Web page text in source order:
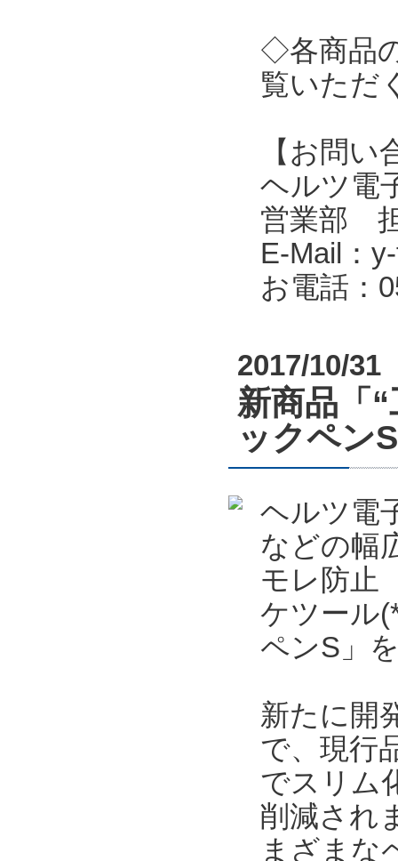
◇各商品
覧いただ
【お問い
ヘルツ電
営業部
E-Mail：
お電話：
2017/10/31
新商品「
ックペン
ヘルツ電
などの幅
モレ防止
ケツール
ペンS」
新たに開
で、現行
でスリム
削減され
まざまな